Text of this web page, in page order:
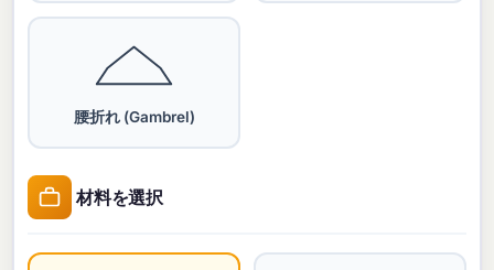
腰折れ (Gambrel)
材料を選択